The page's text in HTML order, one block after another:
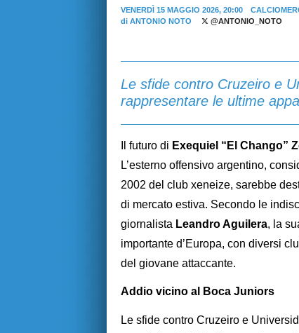
VENERDÌ 15 MAGGIO 2026, 20:00
di ANTONIO NOTO @ANTONIO_NOTO
Le sfide contro Cruzeiro e
rappresentare le ultime
Il futuro di Exequiel “El Chango”
L’esterno offensivo argentino,
2002 del club xeneize, sarebbe
di mercato estiva. Secondo le
giornalista Leandro Aguilera, la
importante d’Europa, con diversi
del giovane attaccante.
Addio vicino al Boca Juniors
Le sfide contro Cruzeiro e